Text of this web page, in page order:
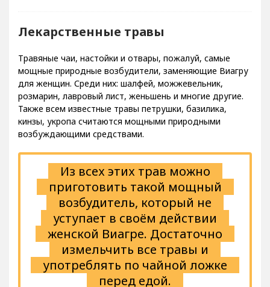
Лекарственные травы
Травяные чаи, настойки и отвары, пожалуй, самые
мощные природные возбудители, заменяющие Виагру
для женщин. Среди них: шалфей, можжевельник,
розмарин, лавровый лист, женьшень и многие другие.
Также всем известные травы петрушки, базилика,
кинзы, укропа считаются мощными природными
возбуждающими средствами.
Из всех этих трав можно
приготовить такой мощный
возбудитель, который не
уступает в своём действии
женской Виагре. Достаточно
измельчить все травы и
употреблять по чайной ложке
перед едой.